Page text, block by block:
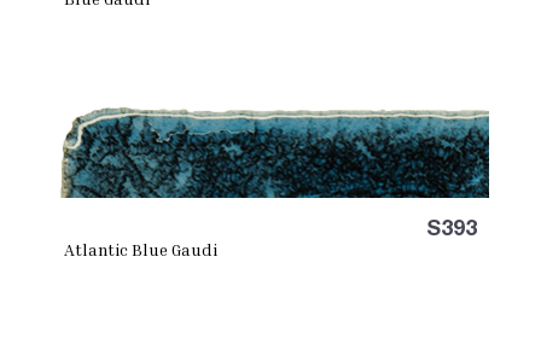
S393
Atlantic Blue Gaudi